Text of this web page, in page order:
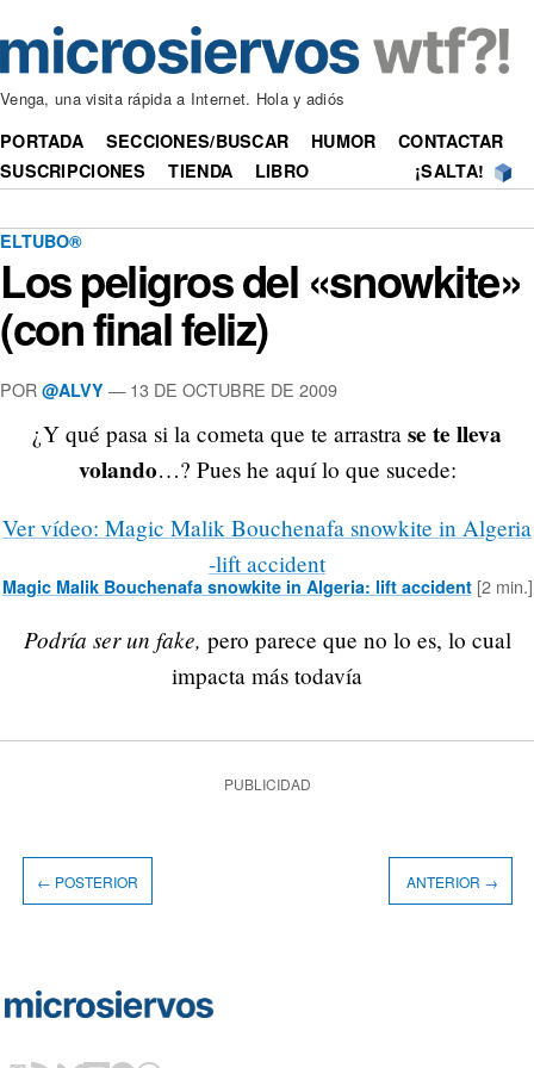
Venga, una visita rápida a Internet. Hola y adiós
PORTADA SECCIONES/BUSCAR HUMOR
CONTACTAR
SUSCRIPCIONES
TIENDA LIBRO ¡SALTA!
ELTUBO®
Los peligros del «snowkite»
(con final feliz)
POR @ALVY —13 DE OCTUBRE DE 2009
¿Y qué pasa si la cometa que te arrastra se te lleva
volando…? Pues he aquí lo que sucede:
Ver vídeo: Magic Malik Bouchenafa snowkite in Algeria
-lift accident
Magic Malik Bouchenafa snowkite in Algeria: lift accident[2 min.]
Podría ser un fake, pero parece que no lo es, lo cual
impacta más todavía
PUBLICIDAD
← POSTERIOR ANTERIOR →